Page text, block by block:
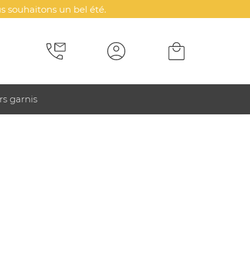
souhaitons un bel été.
garnis